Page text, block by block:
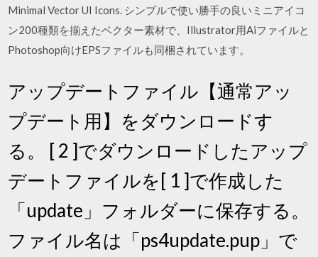
Minimal Vector UI Icons. シンプルで使い勝手の良いミニアイコ
ン200種類を揃えたベクター素材で、Illustrator用Aiファイルと
Photoshop向けEPSファイルも同梱されています。
アップデートファイル【通常アッ
プデート用】をダウンロードす
る。 [ 2 ]でダウンロードしたアップ
デートファイルを[ 1 ]で作成した
「update」フォルダーに保存する。
ファイル名は「ps4update.pup」で